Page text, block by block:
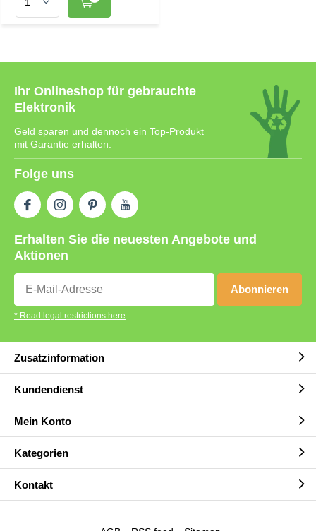
Ihr Onlineshop für gebrauchte
Elektronik
Geld sparen und dennoch ein Top-Produkt
mit Garantie erhalten.
Folge uns
Erhalten Sie die neuesten Angebote und
Aktionen
Abonnieren
* Read legal restrictions here
Zusatzinformation
Kundendienst
Mein Konto
Kategorien
Kontakt